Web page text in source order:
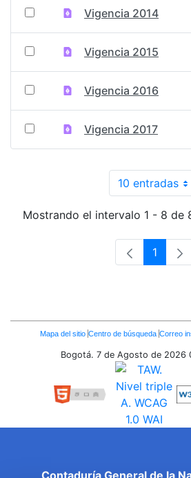
Vigencia 2014
Vigencia 2015
Vigencia 2016
Vigencia 2017
10 entradas
Por
Mostrando el intervalo 1 - 8 de
Página
1
Enlaces
Inferiores
Mapa del sitio Centro de búsqueda Correo
Bogotá. 7 de Agosto de 2026
Contaduría General de la